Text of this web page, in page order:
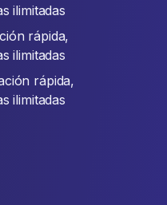
ilimitadas
rápida,
ilimitadas
rápida,
ilimitadas